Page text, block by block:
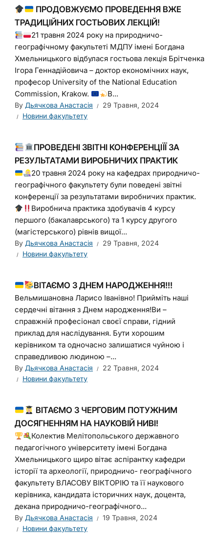
ПРОДОВЖУЄМО ПРОВЕДЕННЯ ВЖЕ
ТРАДИЦІЙНИХ ГОСТЬОВИХ ЛЕКЦІЙ!
21 травня 2024 року на природничо-
географічному факультеті МДПУ імені Богдана
Хмельницького відбулася гостьова лекція Брітченка
Ігора Геннадійовича – доктор економічних наук,
професор University of the National Education
Commission, Krakow.
В...
By Дьячкова Анастасія
29 Травня, 2024
Новини факультету
ПРОВЕДЕНІ ЗВІТНІ КОНФЕРЕНЦІЇЇ ЗА
РЕЗУЛЬТАТАМИ ВИРОБНИЧИХ ПРАКТИК
20 травня 2024 року на кафедрах природничо-
географічного факультету були поведені звітні
конференції за результатами виробничих практик.
Виробнича практика здобувачів 4 курсу
першого (бакалаврського) та 1 курсу другого
(магістерського) рівнів вищої...
By Дьячкова Анастасія
29 Травня, 2024
Новини факультету
ВІТАЄМО З ДНЕМ НАРОДЖЕННЯ!!!
Вельмишановна Ларисо Іванівно! Прийміть наші
сердечні вітання з Днем народження!Ви –
справжній професіонал своєї справи, гідний
приклад для наслідування. Бути хорошим
керівником та одночасно залишатися чуйною і
справедливою людиною –...
By Дьячкова Анастасія
22 Травня, 2024
Новини факультету
ВІТАЄМО З ЧЕРГОВИМ ПОТУЖНИМ
ДОСЯГНЕННЯМ НА НАУКОВІЙ НИВІ!
Колектив Мелітопольського державного
педагогічного університету імені Богдана
Хмельницького щиро вітає аспірантку кафедри
історії та археології, природничо- географічного
факультету ВЛАСОВУ ВІКТОРІЮ та її наукового
керівника, кандидата історичних наук, доцента,
декана природничо-географічного...
By Дьячкова Анастасія
19 Травня, 2024
Новини факультету